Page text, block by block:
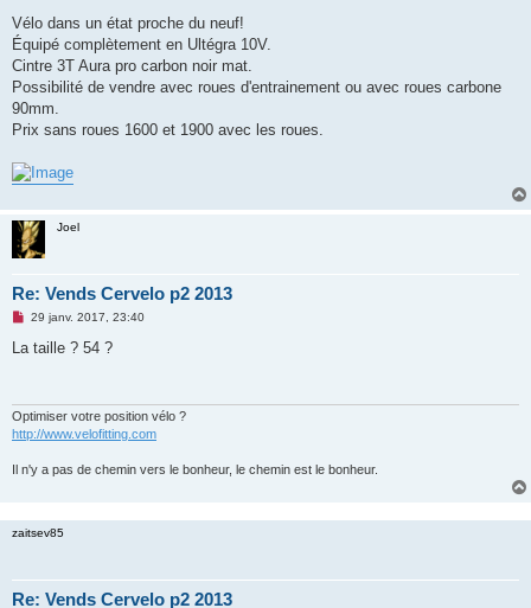
s
a
g
n
o
l
Vélo dans un état proche du neuf!
Équipé complètement en Ultégra 10V.
Cintre 3T Aura pro carbon noir mat.
Possibilité de vendre avec roues d'entrainement ou avec roues carbone
90mm.
Prix sans roues 1600 et 1900 avec les roues.
Joel
Re: Vends Cervelo p2 2013
M
s
n
o
n
u
29 janv. 2017, 23:40
La taille ? 54 ?
Optimiser votre position vélo ?
http://www.velofitting.com
Il n'y a pas de chemin vers le bonheur, le chemin est le bonheur.
zaitsev85
Re: Vends Cervelo p2 2013